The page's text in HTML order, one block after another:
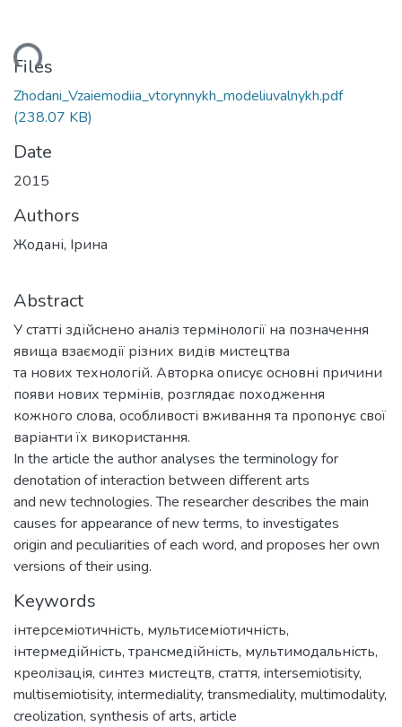
Files
Zhodani_Vzaiemodiia_vtorynnykh_modeliuvalnykh.pdf
(238.07 KB)
Date
2015
Authors
Жодані, Ірина
Abstract
У статті здійснено аналіз термінології на позначення
явища взаємодії різних видів мистецтва
та нових технологій. Авторка описує основні причини
появи нових термінів, розглядає походження
кожного слова, особливості вживання та пропонує свої
варіанти їх використання.
In the article the author analyses the terminology for
denotation of interaction between different arts
and new technologies. The researcher describes the main
causes for appearance of new terms, to investigates
origin and peculiarities of each word, and proposes her own
versions of their using.
Keywords
інтерсеміотичність, мультисеміотичність,
інтермедійність, трансмедійність, мультимодальність,
креолізація, синтез мистецтв, стаття, intersemiotisity,
multisemiotisity, intermediality, transmediality, multimodality,
creolization, synthesis of arts, article